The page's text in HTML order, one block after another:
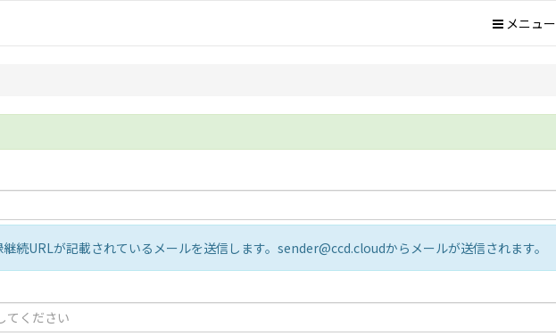
メニュー
続URLが記載されているメールを送信します。sender@ccd.cloudからメールが送信されます。